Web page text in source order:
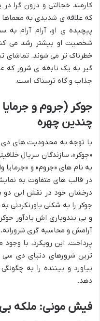
کارمند خجالتی و درون گرا
که علاقه ی شدیدی به
پیچیده ی او، آرام آرام
شخصیت او بیشتر رشد می
خطرناک تر می شوند. تماشای
گیر به یک نابغه ی شرور که
جذاب و گاه ترسناک است.
جوکر (جروم و
چندین چهره
با توجه به محدودیت های
«جوکر»، سازندگان سریال
به نام های «جروم» و «جرمایا
در قالب های متفاوت به
درخشان خود در نقش این دو
جوکر را به شکلی باورنکردنی
و بی بندوباری اش یادآور
آرامش و محاسبه گری
پرداخت. این رویکرد، با
ترین شرورهای دنیای دی
بیاورد و بیننده را به
دهد.
فیش مونی: ملکه بی